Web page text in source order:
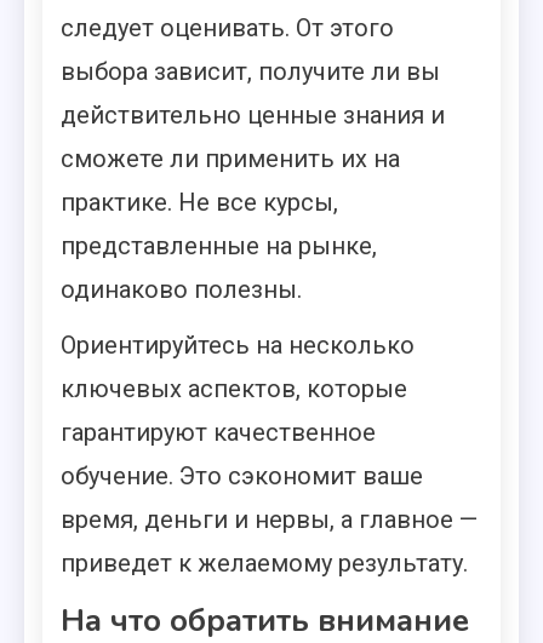
следует оценивать. От этого
выбора зависит, получите ли вы
действительно ценные знания и
сможете ли применить их на
практике. Не все курсы,
представленные на рынке,
одинаково полезны.
Ориентируйтесь на несколько
ключевых аспектов, которые
гарантируют качественное
обучение. Это сэкономит ваше
время, деньги и нервы, а главное —
приведет к желаемому результату.
На что обратить внимание